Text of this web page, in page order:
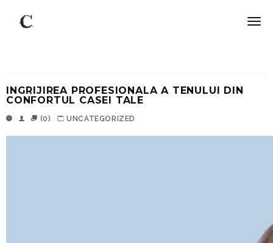
INGRIJIREA PROFESIONALA A TENULUI DIN
CONFORTUL CASEI TALE
(0) UNCATEGORIZED